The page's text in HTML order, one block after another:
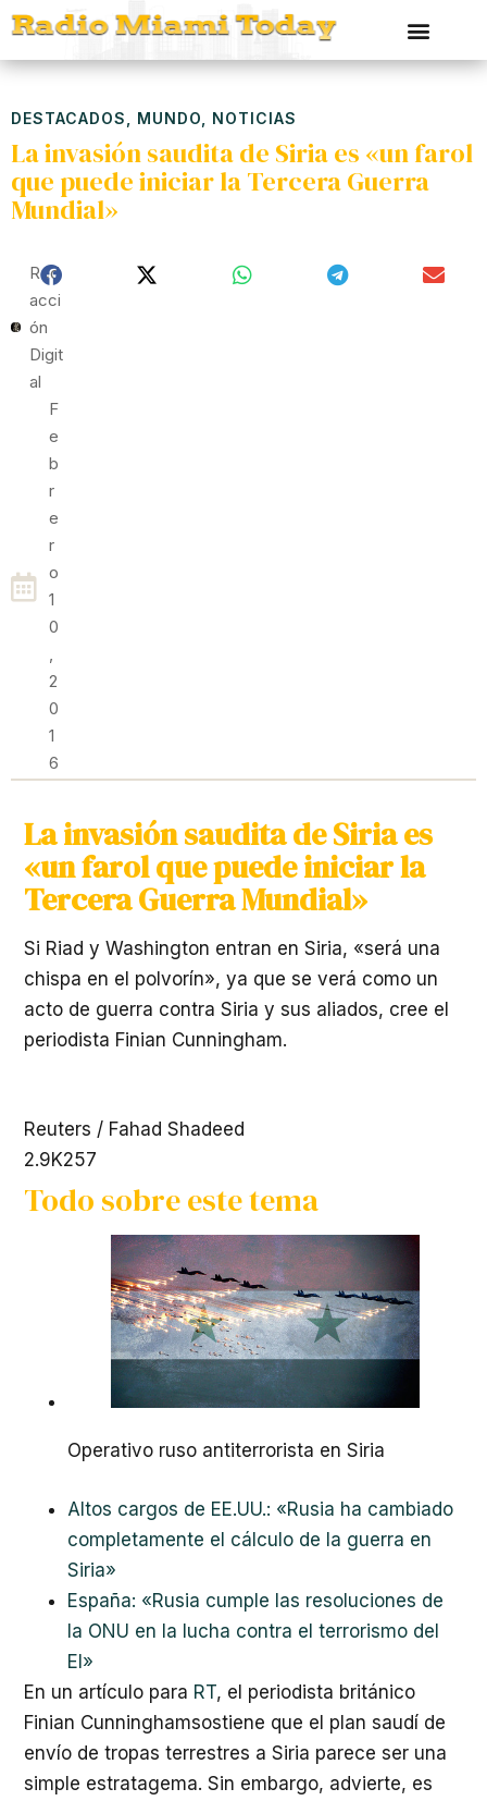
DESTACADOS MUNDO NOTICIAS
La invasión saudita de Siria es «un farol
que puede iniciar la Tercera Guerra
Mundial»
Red
Acci
Ón
Digit
Al
F
E
B
R
E
R
O
1
0
,
2
0
1
6
La invasión saudita de Siria es
«un farol que puede iniciar la
Tercera Guerra Mundial»
Si Riad y Washington entran en Siria, «será una
chispa en el polvorín», ya que se verá como un
acto de guerra contra Siria y sus aliados, cree el
periodista Finian Cunningham.
Reuters / Fahad Shadeed
2.9K257
Todo sobre este tema
Operativo ruso antiterrorista en Siria
Altos cargos de EE.UU.: «Rusia ha cambiado
completamente el cálculo de la guerra en
Siria»
España: «Rusia cumple las resoluciones de
la ONU en la lucha contra el terrorismo del
EI»
En un artículo para RT, el periodista británico
Finian Cunninghamsostiene que el plan saudí de
envío de tropas terrestres a Siria parece ser una
simple estratagema. Sin embargo, advierte, es